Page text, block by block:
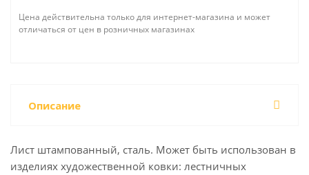
Цена действительна только для интернет-магазина и может
отличаться от цен в розничных магазинах
Описание
Лист штампованный, сталь. Может быть использован в
изделиях художественной ковки: лестничных